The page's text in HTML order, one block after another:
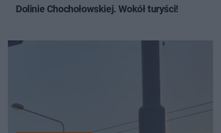
Dolinie Chochołowskiej. Wokół turyści!